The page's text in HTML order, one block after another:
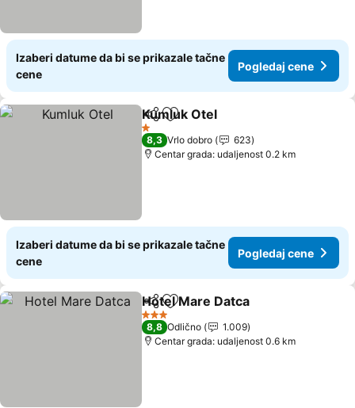
Izaberi datume da bi se prikazale tačne
cene
Pogledaj cene
Deli Dodati u favorite
Kumluk Otel
1 Zvezdice
8,3 Vrlo dobro
623
Centar grada: udaljenost 0.2 km
Izaberi datume da bi se prikazale tačne
cene
Pogledaj cene
Deli Dodati u favorite
Hotel Mare Datca
3 Zvezdice
8,8 Odlično
1.009
Centar grada: udaljenost 0.6 km